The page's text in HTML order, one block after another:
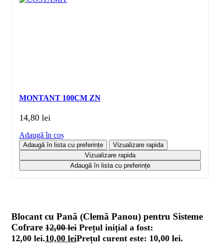
Blocant cu Pană (Clemă Panou) pentru Sisteme
Cofrare 12,00lei Prețul inițial a fost:
12,00 lei.10,00 leiPrețul curent este: 10,00 lei.
MONTANT 100CM ZN
14,80 lei
Adaugă în coș
Adaugă în lista cu preferințe
Vizualizare rapida
Vizualizare rapida
Adaugă în lista cu preferințe